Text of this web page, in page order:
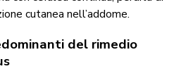
cutanea nell’addome.
del rimedio